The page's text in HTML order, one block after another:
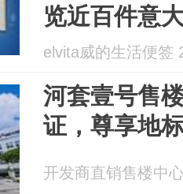
览近百件意
elvita威的生活便签
河套壹号售
证，尊享地
开发商直销售楼中